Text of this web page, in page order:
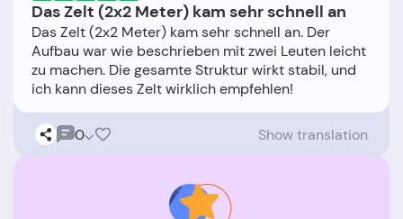
Das Zelt (2x2 Meter) kam sehr schnell an
Das Zelt (2x2 Meter) kam sehr schnell an. Der
Aufbau war wie beschrieben mit zwei Leuten leicht
zu machen. Die gesamte Struktur wirkt stabil, und
0 Show translation